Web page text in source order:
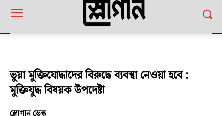
ভুয়া মুক্তিযোদ্ধাদের বিরুদ্ধে ব্যবস্থা নেওয়া হবে :
মুক্তিযুদ্ধ বিষয়ক উপদেষ্টা
স্লোগান ডেস্ক